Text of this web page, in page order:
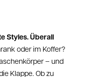
bis zu 14 Tage
gewählte Zahlungsmittel.
das Geld wieder auf den
Styles. Überall
oder im Koffer?
– und
Klappe. Ob zu